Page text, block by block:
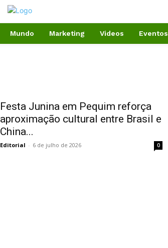
Mundo Marketing Videos Eventos
Festa Junina em Pequim reforça
aproximação cultural entre Brasil e
China...
Editorial - 6 de julho de 2026 0